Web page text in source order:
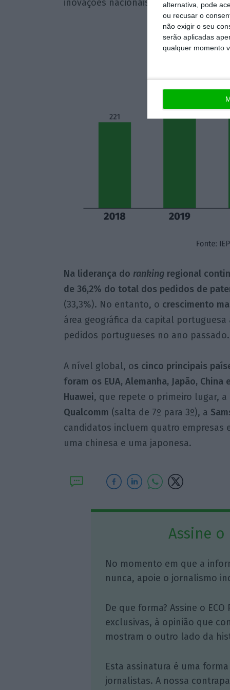
alternativa, pode
ou recusar o
não exigir o seu
serão aplicadas
qualquer momento
inovações nacionais na área da
Na liderança do rankingregional
de 36,2% do total dos pedidos de
(33,3%). No entanto, o crescimento
área geográfica da capital
pedidos portugueses no ano passado.
A nível global, os cinco principais
foram os EUA, Alemanha, Japão, China
Huawei, que repete o primeiro lugar, a
Qualcomm (salta de 7º para 3º), a
candidatos incluem quatro empresas
uma chinesa e uma japonesa.
Assine o
No momento em que a
nunca, apoie o jornalismo
De que forma? Assine o
exclusivas, à opinião que
mostram o outro lado da
Esta assinatura é uma
jornalistas. A nossa